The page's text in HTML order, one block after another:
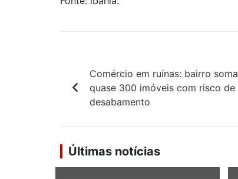
de
Post
Comércio em ruínas: bairro soma
quase 300 imóveis com risco de
desabamento
Últimas notícias